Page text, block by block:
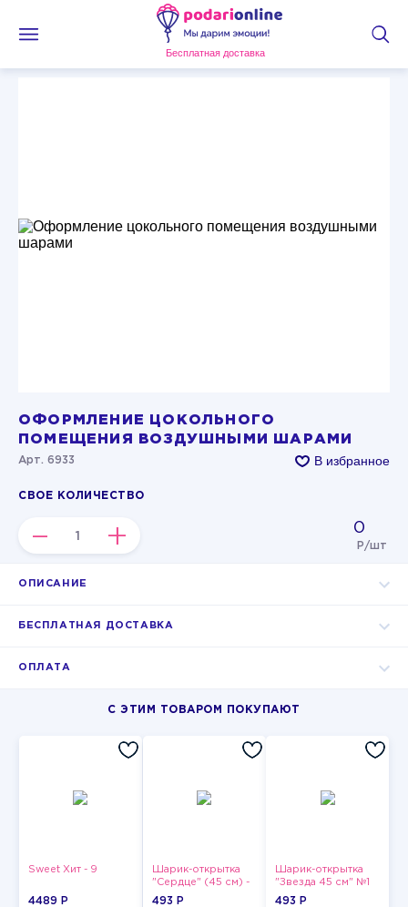
Бесплатная доставка
ОФОРМЛЕНИЕ ЦОКОЛЬНОГО
ПОМЕЩЕНИЯ ВОЗДУШНЫМИ ШАРАМИ
Арт. 6933 В избранное
СВОЕ КОЛИЧЕСТВО
– + 0
Р/шт
ОПИСАНИЕ
БЕСПЛАТНАЯ ДОСТАВКА
ОПЛАТА
С ЭТИМ ТОВАРОМ ПОКУПАЮТ
Sweet Хит - 9
4489 P
Шарик-открытка
"Сердце" (45 см) -
2
493 P
Шарик-открытка
"Звезда 45 см" №1
493 P